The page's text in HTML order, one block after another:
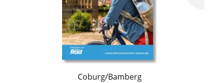
Coburg/Bamberg